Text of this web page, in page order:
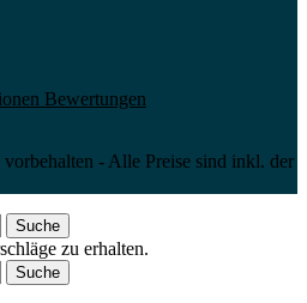
Bewertungen
- Alle Preise sind inkl. der
Suche
zu erhalten.
Suche